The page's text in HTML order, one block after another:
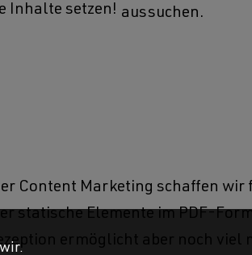
Inhalte setzen! aussuchen.
Content Marketing schaffen wir
statische Elemente im PDF-
ermöglicht aber noch viel